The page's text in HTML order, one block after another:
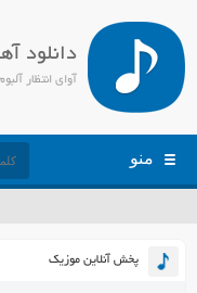
دانلود
منو
پخش آنلاین موزیک